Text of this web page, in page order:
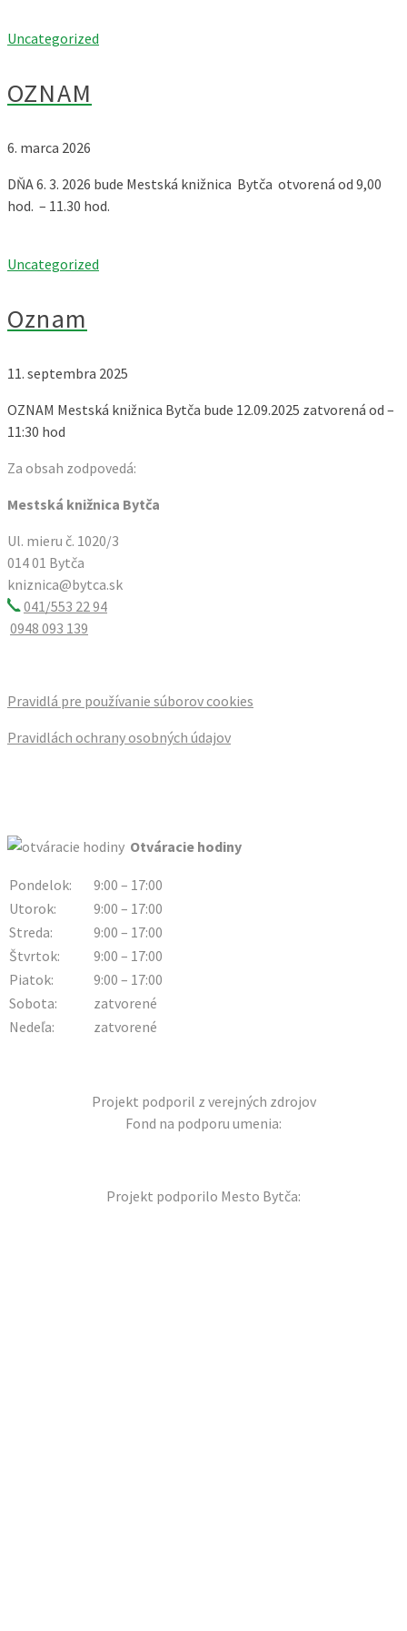
Uncategorized
OZNAM
6. marca 2026
DŇA 6. 3. 2026 bude Mestská knižnica Bytča otvorená od 9,00
hod. – 11.30 hod.
Uncategorized
Oznam
11. septembra 2025
OZNAM Mestská knižnica Bytča bude 12.09.2025 zatvorená od –
11:30 hod
Za obsah zodpovedá:
Mestská knižnica Bytča
Ul. mieru č. 1020/3
014 01 Bytča
kniznica@bytca.sk
041/553 22 94
0948 093 139
Pravidlá pre používanie súborov cookies
Pravidlách ochrany osobných údajov
Otváracie hodiny
Pondelok:
9:00 – 17:00
Utorok:
9:00 – 17:00
Streda:
9:00 – 17:00
Štvrtok:
9:00 – 17:00
Piatok:
9:00 – 17:00
Sobota:
zatvorené
Nedeľa:
zatvorené
Projekt podporil z verejných zdrojov
Fond na podporu umenia:
Projekt podporilo Mesto Bytča: